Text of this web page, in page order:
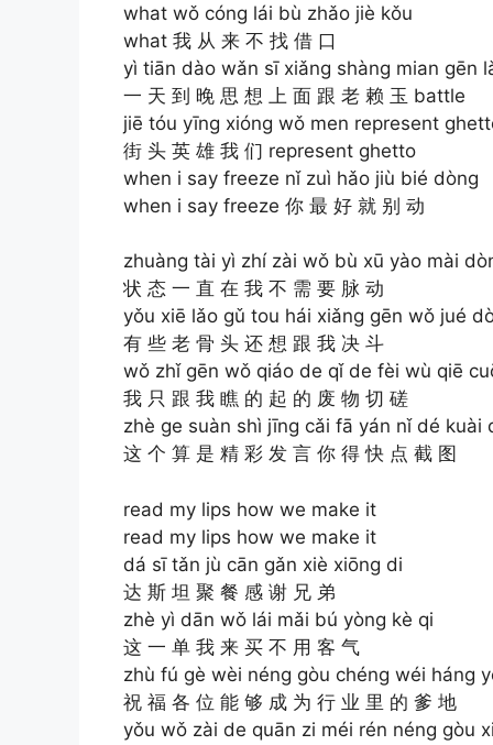
what wǒ cóng lái bù zhǎo jiè kǒu
what 我 从 来 不 找 借 口
yì tiān dào wǎn sī xiǎng shàng mian gēn
一 天 到 晚 思 想 上 面 跟 老 赖 玉 battle
jiē tóu yīng xióng wǒ men represent
街 头 英 雄 我 们 represent ghetto
when i say freeze nǐ zuì hǎo jiù bié dòng
when i say freeze 你 最 好 就 别 动
zhuàng tài yì zhí zài wǒ bù xū yào mài
状 态 一 直 在 我 不 需 要 脉 动
yǒu xiē lǎo gǔ tou hái xiǎng gēn wǒ jué
有 些 老 骨 头 还 想 跟 我 决 斗
wǒ zhǐ gēn wǒ qiáo de qǐ de fèi wù qiē
我 只 跟 我 瞧 的 起 的 废 物 切 磋
zhè ge suàn shì jīng cǎi fā yán nǐ dé kuài
这 个 算 是 精 彩 发 言 你 得 快 点 截 图
read my lips how we make it
read my lips how we make it
dá sī tǎn jù cān gǎn xiè xiōng di
达 斯 坦 聚 餐 感 谢 兄 弟
zhè yì dān wǒ lái mǎi bú yòng kè qi
这 一 单 我 来 买 不 用 客 气
zhù fú gè wèi néng gòu chéng wéi háng
祝 福 各 位 能 够 成 为 行 业 里 的 爹 地
yǒu wǒ zài de quān zi méi rén néng gòu